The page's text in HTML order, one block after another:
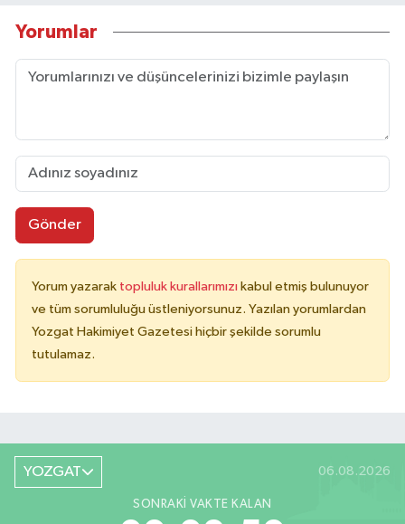
Yorumlar
Gönder
Yorum yazarak topluluk kurallarımızı kabul etmiş bulunuyor
ve tüm sorumluluğu üstleniyorsunuz. Yazılan yorumlardan
Yozgat Hakimiyet Gazetesi hiçbir şekilde sorumlu
tutulamaz.
YOZGAT 06.08.2026
SONRAKI VAKTE KALAN